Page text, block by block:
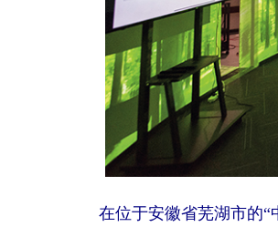
在位于安徽省芜湖市的